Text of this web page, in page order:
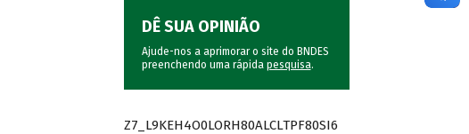
DÊ SUA OPINIÃO
Ajude-nos a aprimorar o site do BNDES
preenchendo uma rápida pesquisa.
Z7_L9KEH4O0LORH80ALCLTPF80SI6